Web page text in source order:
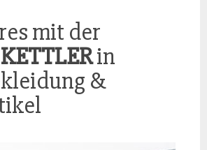
mit der
KETTLERin
&